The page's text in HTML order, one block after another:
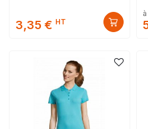
3,35 € HT